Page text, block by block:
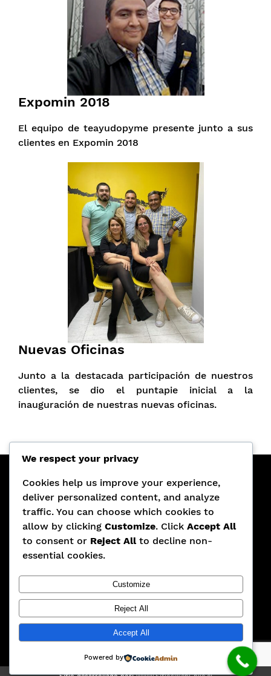
Expomin 2018
El equipo de teayudopyme presente junto a sus
clientes en Expomin 2018
Nuevas Oficinas
Junto a la destacada participación de nuestros
clientes, se dio el puntapie inicial a la
inauguración de nuestras nuevas oficinas.
¡SÍGUENOS EN REDES SOCIALES!
TELÉFONOS:+56 9 5347 2293|+569 8191 9306|
CROMERO@TEAYUDOPYME.CL
DESDE EL 2016 AYUDANDO A LAS PYMES DE
NUESTRO PAÍS.
We respect your privacy
Cookies help us improve your experience,
deliver personalized content, and analyze
traffic. You can choose which cookies to
allow by clicking Customize. Click Accept All
to consent or Reject Allto decline non-
essential cookies.
Customize
Reject All
Accept All
Powered by